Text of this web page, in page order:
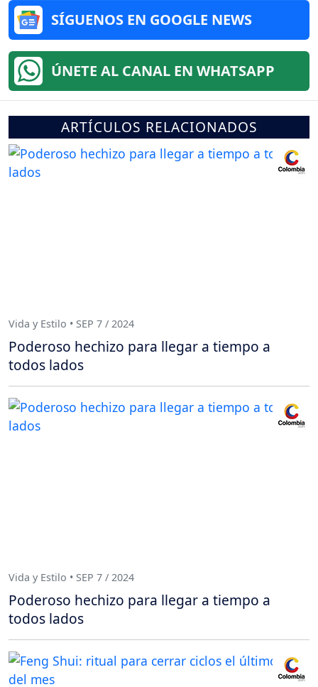
SÍGUENOS EN GOOGLE NEWS
ÚNETE AL CANAL EN WHATSAPP
ARTÍCULOS RELACIONADOS
Vida y Estilo • SEP 7 / 2024
Poderoso hechizo para llegar a tiempo a
todos lados
Vida y Estilo • SEP 7 / 2024
Poderoso hechizo para llegar a tiempo a
todos lados